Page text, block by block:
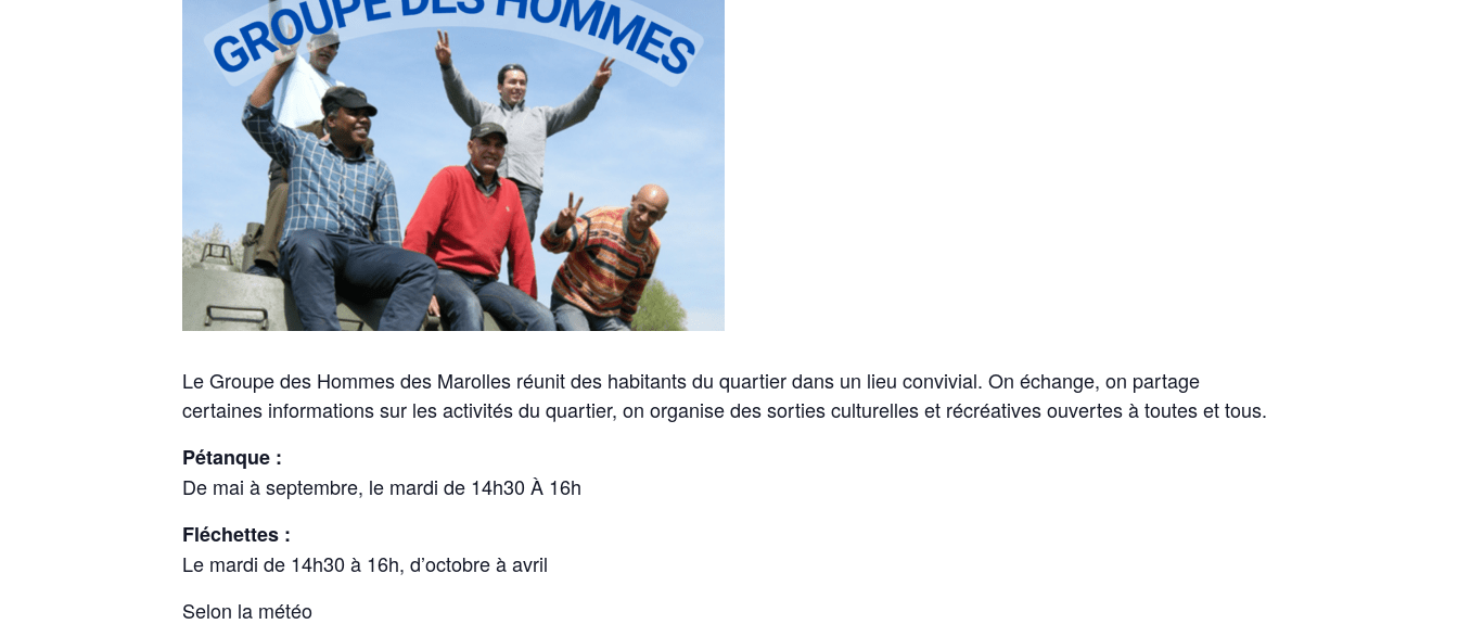
Le Groupe des Hommes des Marolles réunit des habitants du quartier dans un lieu convivial. On échange, on partage
certaines informations sur les activités du quartier, on organise des sorties culturelles et récréatives ouvertes à toutes et tous.
Pétanque :
De mai à septembre, le mardi de 14h30 À 16h
Fléchettes :
Le mardi de 14h30 à 16h, d’octobre à avril
Selon la météo